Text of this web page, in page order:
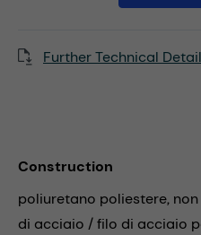
Further Technical
Construction
poliuretano poliestere,
di acciaio / filo di acciaio